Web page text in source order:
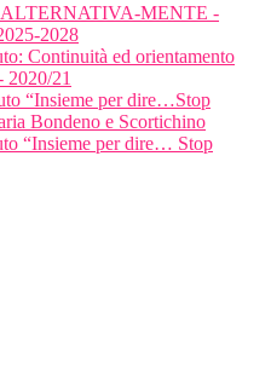
ALTERNATIVA-MENTE -
2028
Continuità ed orientamento
2020/21
“Insieme per dire…Stop
Bondeno e Scortichino
“Insieme per dire… Stop